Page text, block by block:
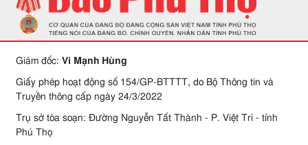
Giám đốc: Vi Mạnh Hùng
Giấy phép hoạt động số 154/GP-BTTTT, do Bộ Thông tin và
Truyền thông cấp ngày 24/3/2022
Trụ sở tòa soạn: Đường Nguyễn Tất Thành - P. Việt Trì - tỉnh
Phú Thọ